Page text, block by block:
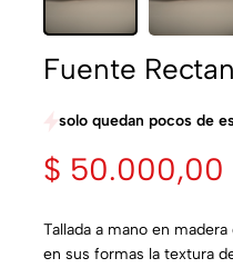
Fuente
solo quedan pocos de
$ 50.000,00
Tallada a mano en
en sus formas la textura